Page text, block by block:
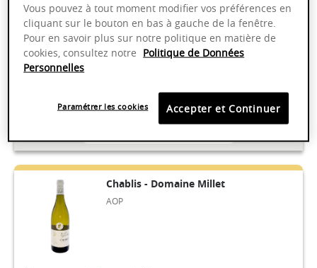
Bourgogne 2023 75cl
Millésime en cours de transition 2024
13,95 €
Chablis - Domaine Millet
AOP
Vous pouvez à tout moment modifier vos préférences en
cliquant sur le bouton en bas à gauche de la fenêtre.
Pour en savoir plus sur notre politique en matière de
cookies, consultez notre Politique de Données
Personnelles
Accepter et Continuer
Paramétrer les cookies